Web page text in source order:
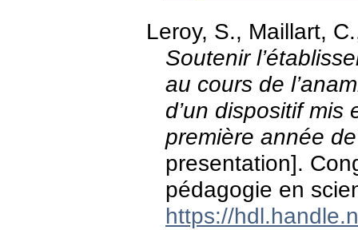
Leroy, S., Maillart,
Soutenir
au cours de
d’un dispositif mis
première année
presentation].
pédagogie en
https://